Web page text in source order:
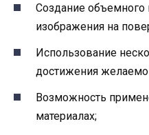
Создание объемного
изображения на
Использование
достижения
Возможность
материалах;